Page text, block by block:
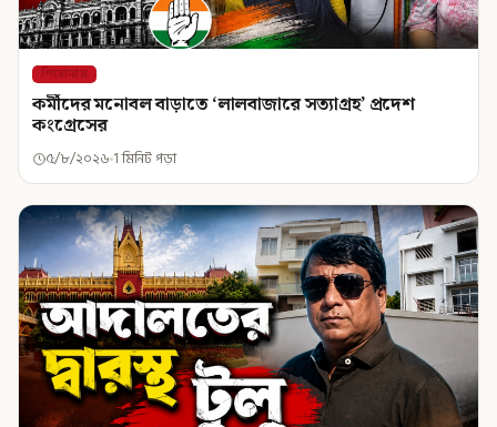
শিরোনাম
কর্মীদের মনোবল বাড়াতে ‘লালবাজারে সত্যাগ্রহ’ প্রদেশ
কংগ্রেসের
৫/৮/২০২৬ 1 মিনিট পড়া